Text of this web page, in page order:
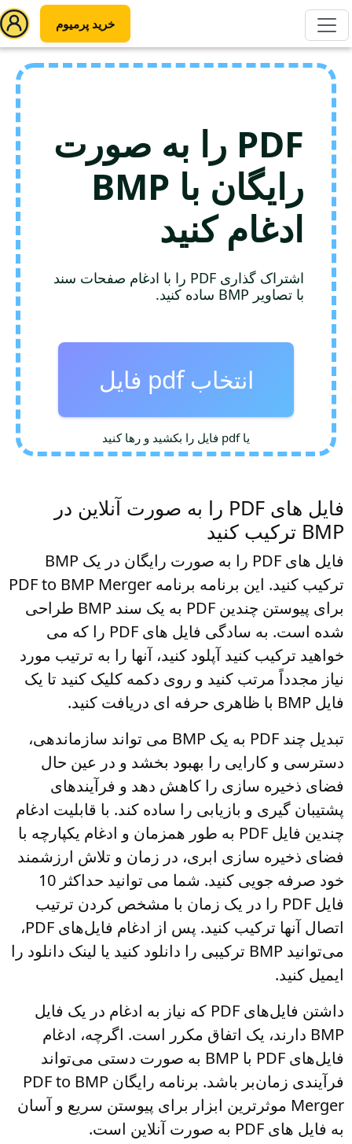
خرید پرمیوم
PDF را به صورت
رایگان با BMP
ادغام کنید
اشتراک گذاری PDF را با ادغام صفحات سند
با تصاویر BMP ساده کنید.
انتخاب pdf فایل
یا pdf فایل را بکشید و رها کنید
فایل های PDF را به صورت آنلاین در
BMP ترکیب کنید
فایل های PDF را به صورت رایگان در یک BMP
ترکیب کنید. این برنامه برنامه PDF to BMP Merger
برای پیوستن چندین PDF به یک سند BMP طراحی
شده است. به سادگی فایل های PDF را که می
خواهید ترکیب کنید آپلود کنید، آنها را به ترتیب مورد
نیاز مجدداً مرتب کنید و روی دکمه کلیک کنید تا یک
فایل BMP با ظاهری حرفه ای دریافت کنید.
تبدیل چند PDF به یک BMP می تواند سازماندهی،
دسترسی و کارایی را بهبود بخشد و در عین حال
فضای ذخیره سازی را کاهش دهد و فرآیندهای
پشتیبان گیری و بازیابی را ساده کند. با قابلیت ادغام
چندین فایل PDF به طور همزمان و ادغام یکپارچه با
فضای ذخیره سازی ابری، در زمان و تلاش ارزشمند
خود صرفه جویی کنید. شما می توانید حداکثر 10
فایل PDF را در یک زمان با مشخص کردن ترتیب
اتصال آنها ترکیب کنید. پس از ادغام فایل‌های PDF،
می‌توانید BMP ترکیبی را دانلود کنید یا لینک دانلود را
ایمیل کنید.
داشتن فایل‌های PDF که نیاز به ادغام در یک فایل
BMP دارند، یک اتفاق مکرر است. اگرچه، ادغام
فایل‌های PDF با BMP به صورت دستی می‌تواند
فرآیندی زمان‌بر باشد. برنامه رایگان PDF to BMP
Merger موثرترین ابزار برای پیوستن سریع و آسان
به فایل های PDF به صورت آنلاین است.